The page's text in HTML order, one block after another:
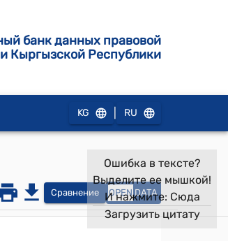
банк данных правовой
Кыргызской Республики
KG RU
Сравнение OPEN DATA
Ошибка в тексте?
Выделите ее мышкой!
И нажмите: Сюда
Загрузить цитату